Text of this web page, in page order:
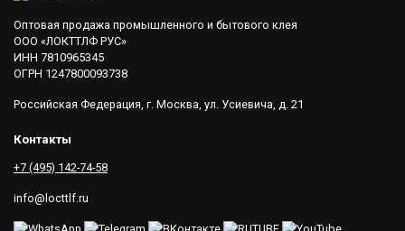
Оптовая продажа промышленного и бытового клея
ООО «ЛОКТТЛФ РУС»
ИНН 7810965345
ОГРН 1247800093738
Российская Федерация, г. Москва, ул. Усиевича, д. 21
Контакты
+7 (495) 142-74-58
info@locttlf.ru